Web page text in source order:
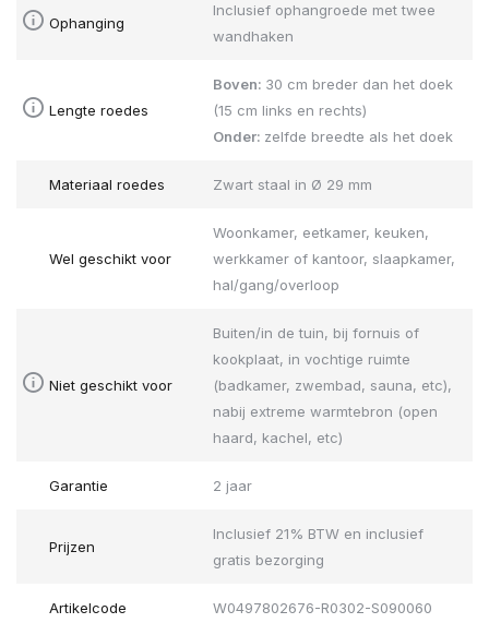
Ophanging
Inclusief ophangroede met twee
wandhaken
Lengte roedes
Boven: 30 cm breder dan het doek
(15 cm links en rechts)
Onder: zelfde breedte als het doek
Materiaal roedes Zwart staal in Ø 29 mm
Wel geschikt voor
Woonkamer, eetkamer, keuken,
werkkamer of kantoor, slaapkamer,
hal/gang/overloop
Niet geschikt voor
Buiten/in de tuin, bij fornuis of
kookplaat, in vochtige ruimte
(badkamer, zwembad, sauna, etc),
nabij extreme warmtebron (open
haard, kachel, etc)
Garantie 2 jaar
Prijzen
Inclusief 21% BTW en inclusief
gratis bezorging
Artikelcode W0497802676-R0302-S090060